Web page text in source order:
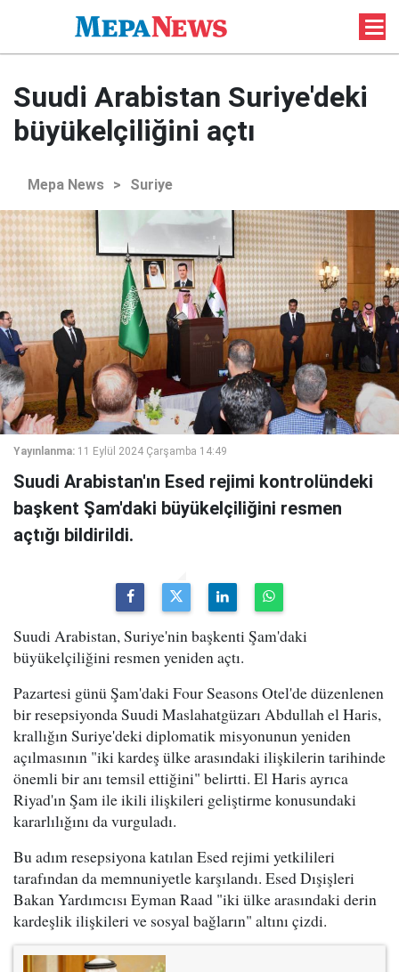
Suudi Arabistan Suriye'deki
büyükelçiliğini açtı
Mepa News > Suriye
Yayınlanma: 11 Eylül 2024 Çarşamba 14:49
Suudi Arabistan'ın Esed rejimi kontrolündeki
başkent Şam'daki büyükelçiliğini resmen
açtığı bildirildi.
Suudi Arabistan, Suriye'nin başkenti Şam'daki
büyükelçiliğini resmen yeniden açtı.
Pazartesi günü Şam'daki Four Seasons Otel'de düzenlenen
bir resepsiyonda Suudi Maslahatgüzarı Abdullah el Haris,
krallığın Suriye'deki diplomatik misyonunun yeniden
açılmasının "iki kardeş ülke arasındaki ilişkilerin tarihinde
önemli bir anı temsil ettiğini" belirtti. El Haris ayrıca
Riyad'ın Şam ile ikili ilişkileri geliştirme konusundaki
kararlılığını da vurguladı.
Bu adım resepsiyona katılan Esed rejimi yetkilileri
tarafından da memnuniyetle karşılandı. Esed Dışişleri
Bakan Yardımcısı Eyman Raad "iki ülke arasındaki derin
kardeşlik ilişkileri ve sosyal bağların" altını çizdi.